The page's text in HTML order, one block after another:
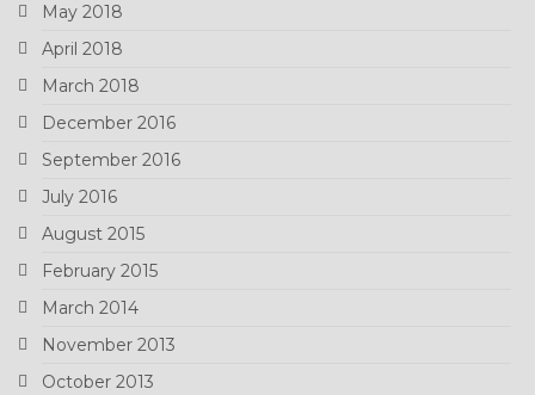
May 2018
April 2018
March 2018
December 2016
September 2016
July 2016
August 2015
February 2015
March 2014
November 2013
October 2013